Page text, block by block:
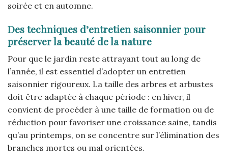
soirée et en automne.
Des techniques d’entretien saisonnier pour
préserver la beauté de la nature
Pour que le jardin reste attrayant tout au long de
l’année, il est essentiel d’adopter un entretien
saisonnier rigoureux. La taille des arbres et arbustes
doit être adaptée à chaque période : en hiver, il
convient de procéder à une taille de formation ou de
réduction pour favoriser une croissance saine, tandis
qu’au printemps, on se concentre sur l’élimination des
branches mortes ou mal orientées.